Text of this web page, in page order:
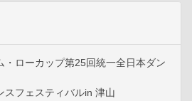
ローカップ第25回統一全日本ダン
フェスティバルin 津山